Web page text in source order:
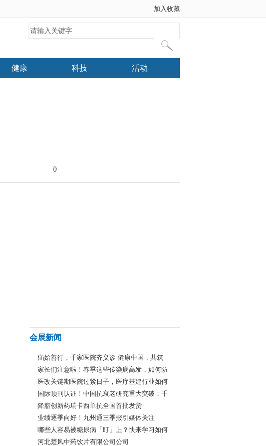
加入收藏
健康 科技 活动
0
会展新闻
疝始善行，千家医院齐义诊 健康中国，共筑
家长们注意啦！春季这些传染病高发，如何防
医改关键期医院过紧日子，医疗基建行业如何
国际顶刊认证！中国抗衰老研究重大突破：千
降脂创新药瑞卡西单抗全国首批发货
业绩逐季向好！九州通三季报引媒体关注
哪些人容易被糖尿病「盯」上？快来学习如何
河北楚风中药饮片有限公司公司